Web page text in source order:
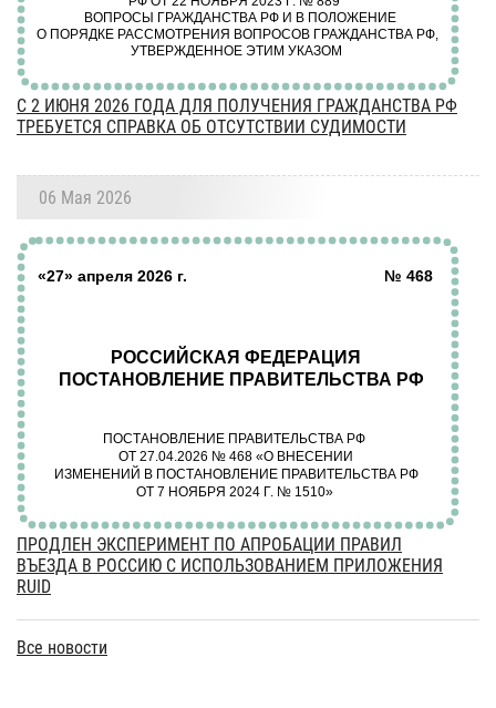
С 2 ИЮНЯ 2026 ГОДА ДЛЯ ПОЛУЧЕНИЯ ГРАЖДАНСТВА РФ
ТРЕБУЕТСЯ СПРАВКА ОБ ОТСУТСТВИИ СУДИМОСТИ
06 Мая 2026
ПРОДЛЕН ЭКСПЕРИМЕНТ ПО АПРОБАЦИИ ПРАВИЛ
ВЪЕЗДА В РОССИЮ С ИСПОЛЬЗОВАНИЕМ ПРИЛОЖЕНИЯ
RUID
Все новости